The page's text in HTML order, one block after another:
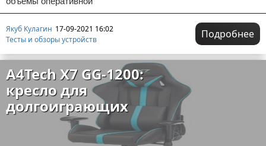
Якуб Кулагин 17-09-2021 16:02
Тесты и обзоры устройств
Подробнее
A4Tech X7 GG-1200:
кресло для
долгоиграющих